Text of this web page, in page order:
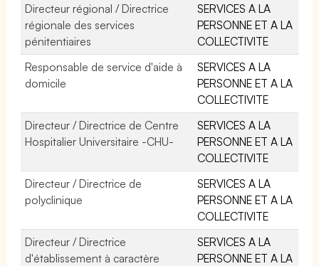
Directeur régional / Directrice
régionale des services
pénitentiaires
SERVICES A LA
PERSONNE ET A LA
COLLECTIVITE
Responsable de service d'aide à
domicile
SERVICES A LA
PERSONNE ET A LA
COLLECTIVITE
Directeur / Directrice de Centre
Hospitalier Universitaire -CHU-
SERVICES A LA
PERSONNE ET A LA
COLLECTIVITE
Directeur / Directrice de
polyclinique
SERVICES A LA
PERSONNE ET A LA
COLLECTIVITE
Directeur / Directrice
d'établissement à caractère
SERVICES A LA
PERSONNE ET A LA